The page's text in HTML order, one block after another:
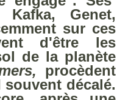
Genet,
sur ces
d'être les
de la planète
procèdent
décalé.